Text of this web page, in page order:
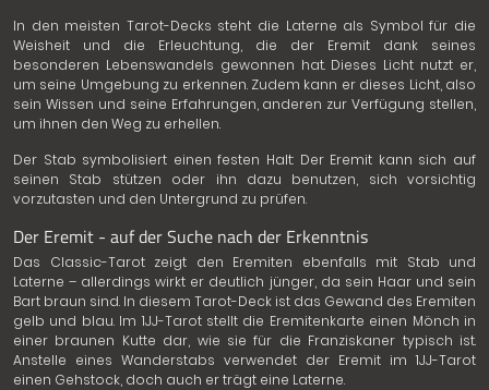
In den meisten Tarot-Decks steht die Laterne als Symbol für die
Weisheit und die Erleuchtung, die der Eremit dank seines
besonderen Lebenswandels gewonnen hat. Dieses Licht nutzt er,
um seine Umgebung zu erkennen. Zudem kann er dieses Licht, also
sein Wissen und seine Erfahrungen, anderen zur Verfügung stellen,
um ihnen den Weg zu erhellen.
Der Stab symbolisiert einen festen Halt: Der Eremit kann sich auf
seinen Stab stützen oder ihn dazu benutzen, sich vorsichtig
vorzutasten und den Untergrund zu prüfen.
Der Eremit - auf der Suche nach der Erkenntnis
Das Classic-Tarot zeigt den Eremiten ebenfalls mit Stab und
Laterne – allerdings wirkt er deutlich jünger, da sein Haar und sein
Bart braun sind. In diesem Tarot-Deck ist das Gewand des Eremiten
gelb und blau. Im 1JJ-Tarot stellt die Eremitenkarte einen Mönch in
einer braunen Kutte dar, wie sie für die Franziskaner typisch ist.
Anstelle eines Wanderstabs verwendet der Eremit im 1JJ-Tarot
einen Gehstock, doch auch er trägt eine Laterne.